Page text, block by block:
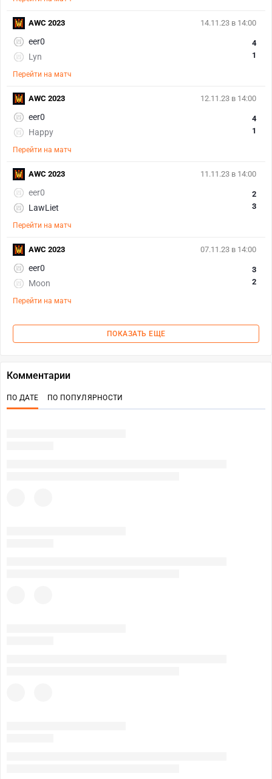
14.11.23 в 14:00
eer0
Lyn
4
1
Перейти на матч
AWC 2023
12.11.23 в 14:00
eer0
Happy
4
1
Перейти на матч
AWC 2023
11.11.23 в 14:00
eer0
LawLiet
2
3
Перейти на матч
AWC 2023
07.11.23 в 14:00
eer0
Moon
3
2
Перейти на матч
AWC 2023
ПОКАЗАТЬ ЕЩЕ
Комментарии
ПО ДАТЕ ПО ПОПУЛЯРНОСТИ